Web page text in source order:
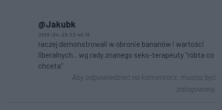
@Jakubk
2019-04-28 22:48:19
raczej demonstrowali w obronie bananów i wartości
liberalnych... wg rady znanego seks-terapeuty "róbta co
chceta"
Aby odpowiedzieć na komentarz, musisz być
zalogowany.